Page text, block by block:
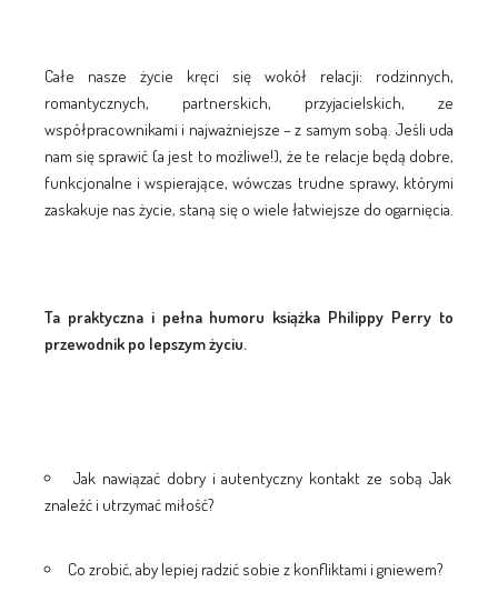
Całe nasze życie kręci się wokół relacji: rodzinnych,
romantycznych, partnerskich, przyjacielskich, ze
współpracownikami i najważniejsze – z samym sobą. Jeśli uda
nam się sprawić (a jest to możliwe!), że te relacje będą dobre,
funkcjonalne i wspierające, wówczas trudne sprawy, którymi
zaskakuje nas życie, staną się o wiele łatwiejsze do ogarnięcia.
Ta praktyczna i pełna humoru książka Philippy Perry to
przewodnik po lepszym życiu.
Jak nawiązać dobry i autentyczny kontakt ze sobą Jak
znaleźć i utrzymać miłość?
Co zrobić, aby lepiej radzić sobie z konfliktami i gniewem?